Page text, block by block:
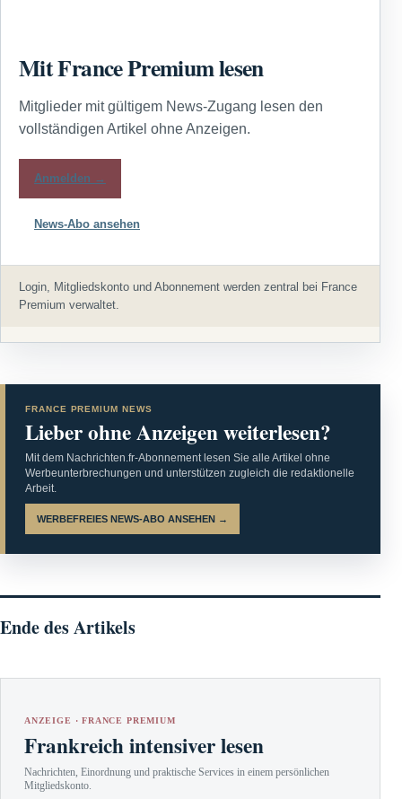
Mit France Premium lesen
Mitglieder mit gültigem News-Zugang lesen den
vollständigen Artikel ohne Anzeigen.
Anmelden →
News-Abo ansehen
Login, Mitgliedskonto und Abonnement werden zentral bei France
Premium verwaltet.
FRANCE PREMIUM NEWS
Lieber ohne Anzeigen weiterlesen?
Mit dem Nachrichten.fr-Abonnement lesen Sie alle Artikel ohne
Werbeunterbrechungen und unterstützen zugleich die redaktionelle
Arbeit.
WERBEFREIES NEWS-ABO ANSEHEN →
Ende des Artikels
ANZEIGE · FRANCE PREMIUM
Frankreich intensiver lesen
Nachrichten, Einordnung und praktische Services in einem persönlichen
Mitgliedskonto.